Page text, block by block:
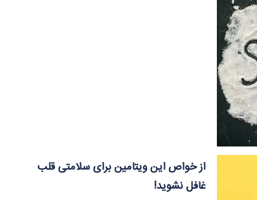
از خواص این ویتامین برای سلامتی قلب
غافل نشوید!